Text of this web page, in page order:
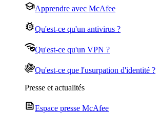
Apprendre avec McAfee
Qu'est-ce qu'un antivirus ?
Qu'est-ce qu'un VPN ?
Qu'est-ce que l'usurpation d'identité ?
Presse et actualités
Espace presse McAfee